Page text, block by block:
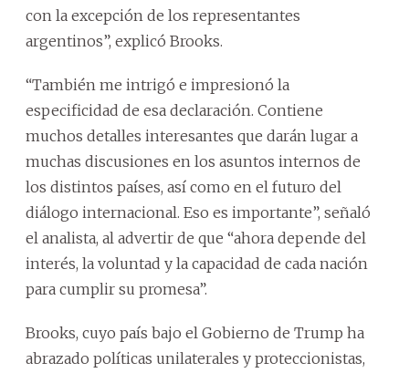
con la excepción de los representantes
argentinos”, explicó Brooks.
“También me intrigó e impresionó la
especificidad de esa declaración. Contiene
muchos detalles interesantes que darán lugar a
muchas discusiones en los asuntos internos de
los distintos países, así como en el futuro del
diálogo internacional. Eso es importante”, señaló
el analista, al advertir de que “ahora depende del
interés, la voluntad y la capacidad de cada nación
para cumplir su promesa”.
Brooks, cuyo país bajo el Gobierno de Trump ha
abrazado políticas unilaterales y proteccionistas,